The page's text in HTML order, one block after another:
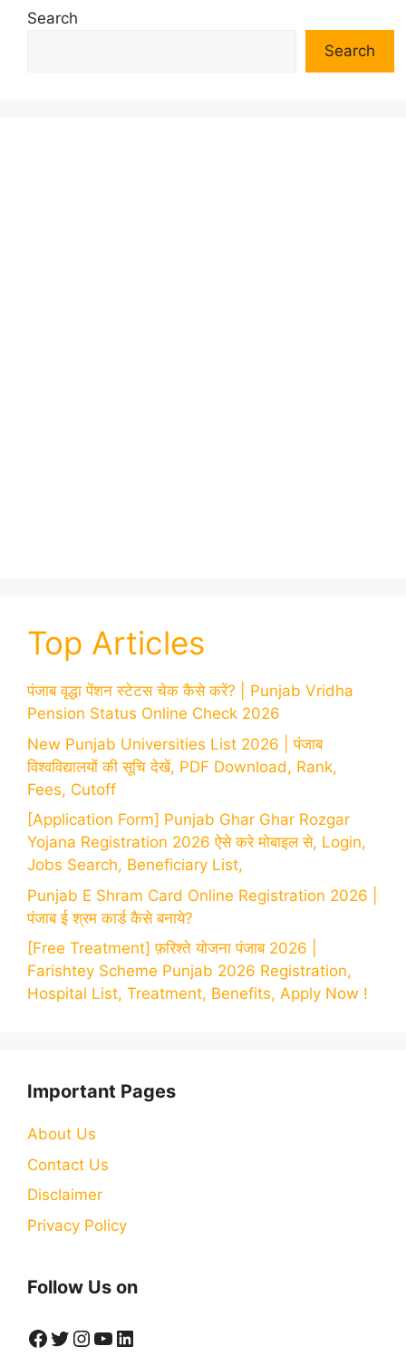
Search
Search
Top Articles
पंजाब वृद्धा पेंशन स्टेटस चेक कैसे करें? | Punjab Vridha
Pension Status Online Check 2026
New Punjab Universities List 2026 | पंजाब
विश्वविद्यालयों की सूचि देखें, PDF Download, Rank,
Fees, Cutoff
[Application Form] Punjab Ghar Ghar Rozgar
Yojana Registration 2026 ऐसे करे मोबाइल से, Login,
Jobs Search, Beneficiary List,
Punjab E Shram Card Online Registration 2026 |
पंजाब ई श्रम कार्ड कैसे बनाये?
[Free Treatment] फ़रिश्ते योजना पंजाब 2026 |
Farishtey Scheme Punjab 2026 Registration,
Hospital List, Treatment, Benefits, Apply Now !
Important Pages
About Us
Contact Us
Disclaimer
Privacy Policy
Follow Us on
Facebook
Twitter
Instagram
YouTube
LinkedIn